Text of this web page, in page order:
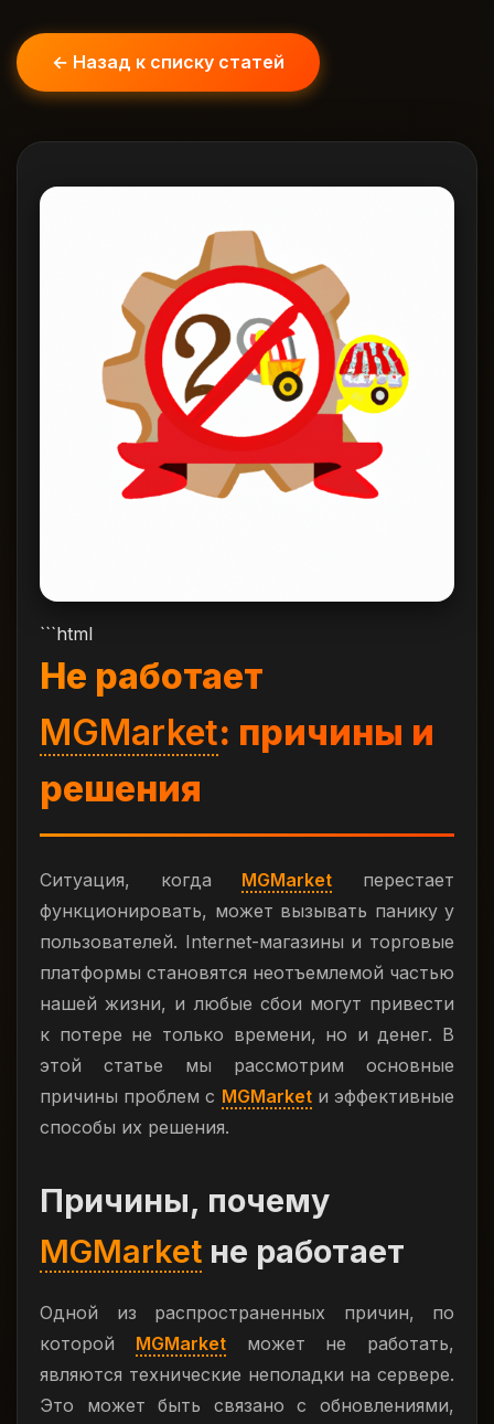
← Назад к списку статей
```html
Не работает
MGMarket: причины и
решения
Ситуация, когда MGMarket перестает
функционировать, может вызывать панику у
пользователей. Internet-магазины и торговые
платформы становятся неотъемлемой частью
нашей жизни, и любые сбои могут привести
к потере не только времени, но и денег. В
этой статье мы рассмотрим основные
причины проблем с MGMarketи эффективные
способы их решения.
Причины, почему
MGMarket не работает
Одной из распространенных причин, по
которой MGMarketможет не работать,
являются технические неполадки на сервере.
Это может быть связано с обновлениями,